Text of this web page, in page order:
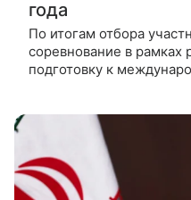
года
По итогам отбора
соревнование в рамках
подготовку к